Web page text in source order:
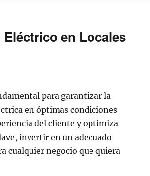
en Locales
para garantizar la
en óptimas condiciones
del cliente y optimiza
invertir en un adecuado
cualquier negocio que quiera